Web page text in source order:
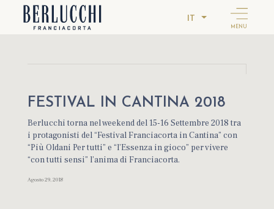
IT
MENU
FESTIVAL IN CANTINA 2018
Berlucchi torna nel weekend del 15-16 Settembre 2018 tra
i protagonisti del “Festival Franciacorta in Cantina” con
“Più Oldani Per tutti” e “l’Essenza in gioco” per vivere
“con tutti sensi” l’anima di Franciacorta.
Agosto 29, 2018